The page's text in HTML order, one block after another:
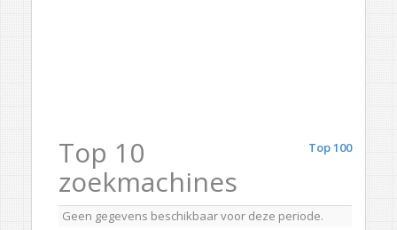
Top 100
Top 10
zoekmachines
Geen gegevens beschikbaar voor deze periode.